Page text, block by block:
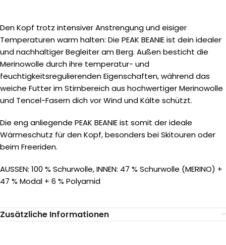
Den Kopf trotz intensiver Anstrengung und eisiger
Temperaturen warm halten: Die PEAK BEANIE ist dein idealer
und nachhaltiger Begleiter am Berg. Außen besticht die
Merinowolle durch ihre temperatur- und
feuchtigkeitsregulierenden Eigenschaften, während das
weiche Futter im Stirnbereich aus hochwertiger Merinowolle
und Tencel-Fasern dich vor Wind und Kälte schützt.
Die eng anliegende PEAK BEANIE ist somit der ideale
Wärmeschutz für den Kopf, besonders bei Skitouren oder
beim Freeriden.
AUSSEN: 100 % Schurwolle, INNEN: 47 % Schurwolle (MERINO) +
47 % Modal + 6 % Polyamid
Zusätzliche Informationen